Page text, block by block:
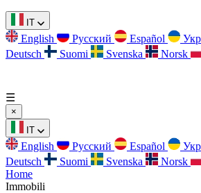
IT
English Русский Español
Deutsch
Suomi Svenska Norsk
☰
×
IT
English Русский Español
Deutsch
Suomi Svenska Norsk
Home
Immobili